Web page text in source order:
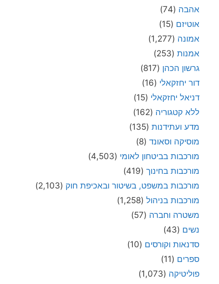
אהבה (74)
אוטיזם (15)
אמונה (1,277)
אמנות (253)
גרשון הכהן (817)
דור יחזקאלי (16)
דניאל יחזקאלי (15)
ללא קטגוריה (162)
מדע ועתידנות (135)
מוסיקה וסאונד (8)
מורכבות בביטחון לאומי (4,503)
מורכבות בחינוך (419)
מורכבות במשפט, בשיטור ובאכיפת חוק (2,103)
מורכבות בניהול (1,258)
משטרה וחברה (57)
נשים (43)
סדנאות וקורסים (10)
ספרים (11)
פוליטיקה (1,073)